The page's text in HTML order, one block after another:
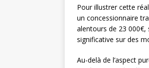
Pour illustrer cette
un concessionnaire
alentours de 23 000€,
significative sur des
Au-delà de l’aspect